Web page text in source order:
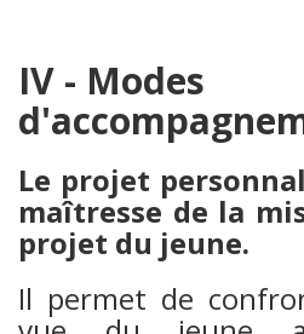
IV - Modes
Le projet
maîtresse de la
projet du jeune.
Il permet de